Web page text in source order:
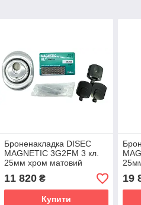
Броненакладка DISEC
MAGNETIC 3G2FM 3 кл.
25мм хром матовий
(Італія)
11 820₴
Купити
19